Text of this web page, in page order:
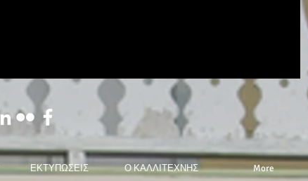
ΕΚΤΥΠΩΣΕΙΣ Ο ΚΑΛΛΙΤΕΧΝΗΣ More